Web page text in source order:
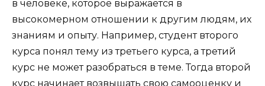
в человеке, которое выражается в
высокомерном отношении к другим людям, их
знаниям и опыту. Например, студент второго
курса понял тему из третьего курса, а третий
курс не может разобраться в теме. Тогда второй
курс начинает возвышать свою самооценку и